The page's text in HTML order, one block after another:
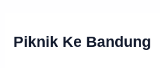
Piknik Ke Bandung